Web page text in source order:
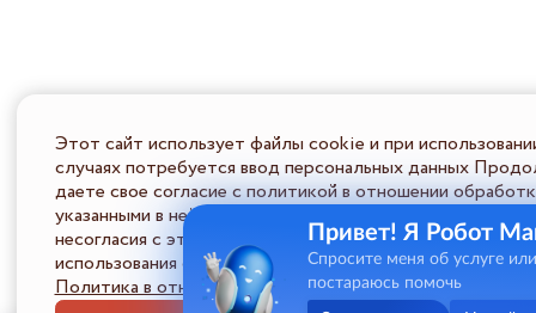
Этот сайт использует файлы cookie и при
случаях потребуется ввод персональных данных
даете свое согласие с политикой в отношении
указанными в ней условиями обработки персональной
несогласия с этими условиями Пользователь должен
использования сайта.
Политика в отношении обработки ПД
Привет! Я Робот
Спросите меня об услуге
постараюсь помочь